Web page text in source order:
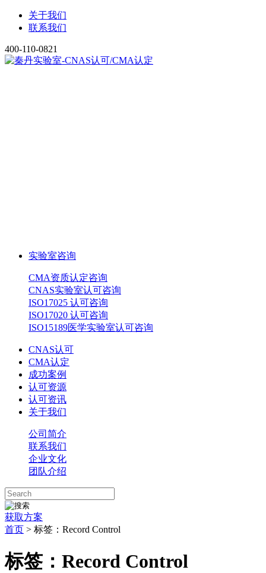
关于我们
联系我们
400-110-0821
实验室咨询
CMA资质认定咨询
CNAS实验室认可咨询
ISO17025 认可咨询
ISO17020 认可咨询
ISO15189医学实验室认可咨询
CNAS认可
CMA认定
成功案例
认可资源
认可资讯
关于我们
公司简介
联系我们
企业文化
团队介绍
获取方案
首页 > 标签：Record Control
标签：Record Control